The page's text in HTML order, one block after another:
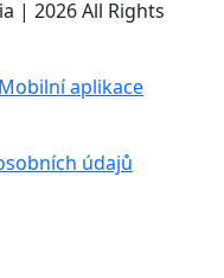
| 2026 All Rights
Mobilní aplikace
údajů